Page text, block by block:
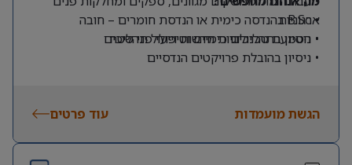
ארגוניות
• הטמעת טכנולוגיות חדשות וייעול תהליכים
• B.Sc בהנדסה כימית או הנדסת חומרים – חובה
• ניסיון בתהליכים כימיים וטיפולי פני שטח
• ניסיון בהובלת פרויקטים הנדסיים
• ניסיון בתעשיית המכשור הרפואי – יתרון
הגשת מועמדות עוד פרטים